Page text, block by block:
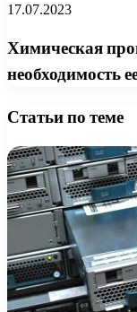
17.07.2023
Химическая
необходимость
Статьи по теме